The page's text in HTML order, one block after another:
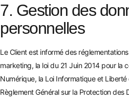
7. Gestion des
personnelles
Le Client est informé des
marketing, la loi du 21 Juin 2014 pour la
Numérique, la Loi Informatique et
Règlement Général sur la Protection des